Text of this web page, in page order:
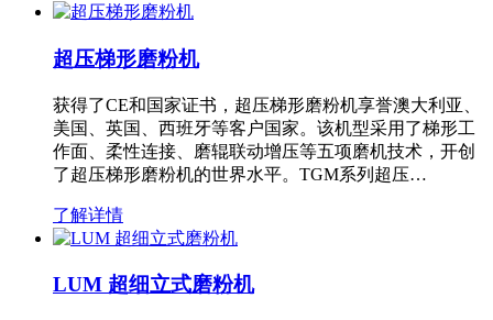
超压梯形磨粉机
获得了CE和国家证书，超压梯形磨粉机享誉澳大利亚、
美国、英国、西班牙等客户国家。该机型采用了梯形工
作面、柔性连接、磨辊联动增压等五项磨机技术，开创
了超压梯形磨粉机的世界水平。TGM系列超压…
了解详情
LUM 超细立式磨粉机